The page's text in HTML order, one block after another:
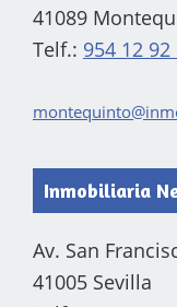
41089
Telf.: 954 12 92
Inmobiliaria
Av. San
41005 Sevilla